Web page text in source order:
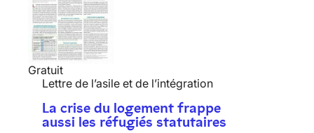
Gratuit
Lettre de l’asile et de l’intégration
La crise du logement frappe
aussi les réfugiés statutaires